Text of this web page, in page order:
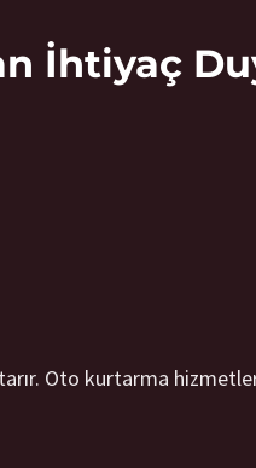
İhtiyaç
Oto kurtarma